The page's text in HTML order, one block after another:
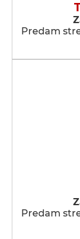
Predam
Predam